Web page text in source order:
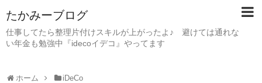
たかみーブログ
仕事してたら整理片付けスキルが上がったよ♪ 避けては通れな
い年金も勉強中『idecoイデコ』やってます
ホーム iDeCo